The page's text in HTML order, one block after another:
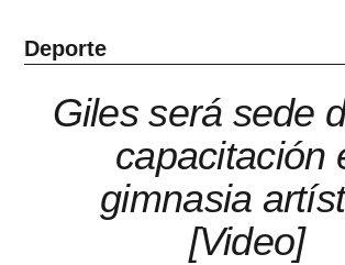
Deporte
Giles será sede
capacitación
gimnasia
[Video]